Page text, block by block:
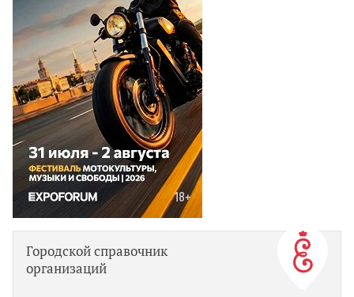
Городской справочник
организаций